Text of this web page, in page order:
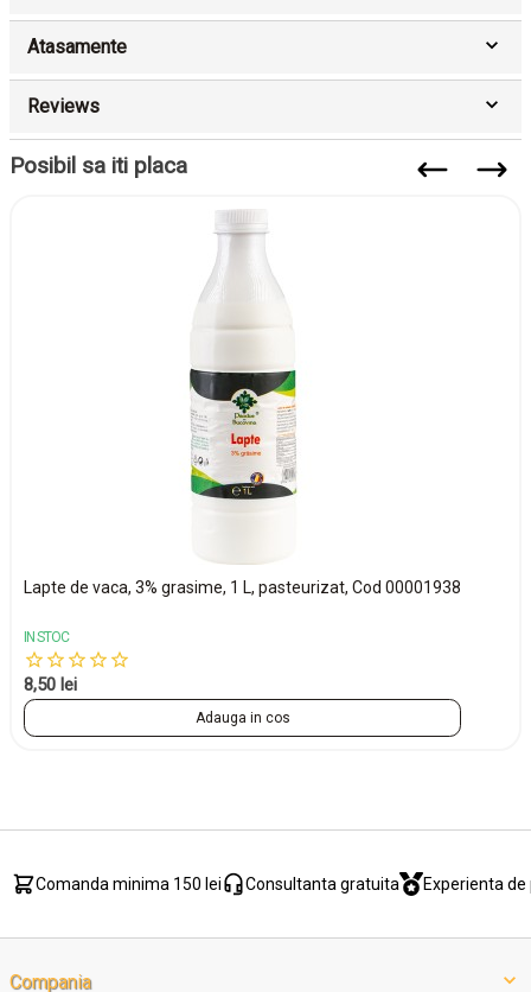
Atasamente
Reviews
Posibil sa iti placa
Lapte de vaca, 3% grasime, 1 L, pasteurizat, Cod 00001938
IN STOC
8,50 lei
Adauga in cos
Comanda minima 150 lei Consultanta gratuita Experienta
Compania